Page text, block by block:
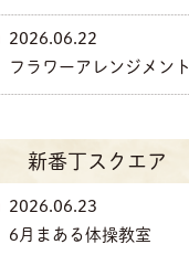
2026.06.22
フラワーアレンジメント
新番丁スクエア
2026.06.23
6月まある体操教室